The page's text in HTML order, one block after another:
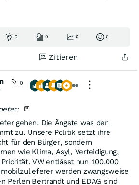
0 0 0 0
Zitieren
0
gehen. Die Ängste was den
zu. Unsere Politik setzt ihre
für den Bürger, sondern
wie Klima, Asyl, Verteidigung,
VW entlässt nun 100.000
werden zwangsweise
Perlen Bertrandt und EDAG sind